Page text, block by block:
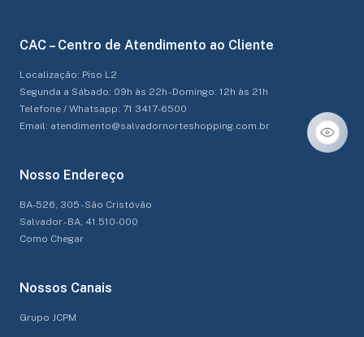
CAC – Centro de Atendimento ao Cliente
Localização: Piso L2
Segunda a Sábado: 09h às 22h - Domingo: 12h às 21h
Telefone / Whatsapp: 71 3417-6500
Email: atendimento@salvadornorteshopping.com.br
Nosso Endereço
BA-526, 305 - São Cristóvão
Salvador - BA, 41.510-000
Como Chegar
Nossos Canais
Grupo JCPM